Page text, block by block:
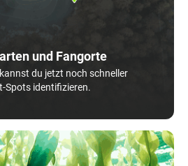
und Fangorte
du jetzt noch schneller
Spots identifizieren.